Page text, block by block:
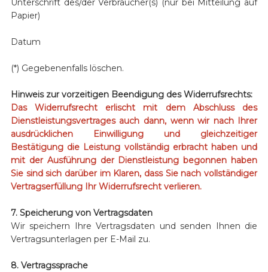
Unterschrift des/der Verbraucher(s) (nur bei Mitteilung auf
Papier)
Datum
(*) Gegebenenfalls löschen.
Hinweis zur vorzeitigen Beendigung des Widerrufsrechts:
Das Widerrufsrecht erlischt mit dem Abschluss des
Dienstleistungsvertrages auch dann, wenn wir nach Ihrer
ausdrücklichen Einwilligung und gleichzeitiger
Bestätigung die Leistung vollständig erbracht haben und
mit der Ausführung der Dienstleistung begonnen haben
Sie sind sich darüber im Klaren, dass Sie nach vollständiger
Vertragserfüllung Ihr Widerrufsrecht verlieren.
7. Speicherung von Vertragsdaten
Wir speichern Ihre Vertragsdaten und senden Ihnen die
Vertragsunterlagen per E-Mail zu.
8. Vertragssprache